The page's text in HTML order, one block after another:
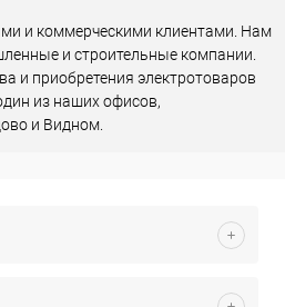
и коммерческими клиентами. Нам
и строительные компании.
и приобретения электротоваров
из наших офисов,
и Видном.